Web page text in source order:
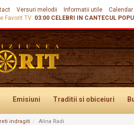
Versuri melodii Informatii utile
Favorit TV: 03:00 CELEBRI IN CANTECUL
Emisiuni Traditii si obiceiuri
indragiti Alina Radi